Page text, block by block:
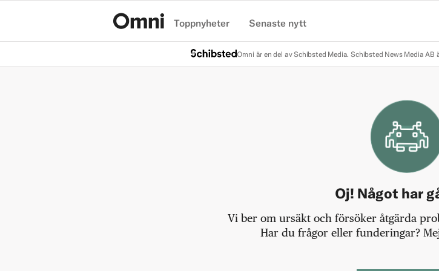
Toppnyheter Senaste nytt
Omni är en del av Schibsted Media. Schibsted News Media AB
Oj! Något har
Vi ber om ursäkt och försöker åtgärda
Har du frågor eller funderingar?